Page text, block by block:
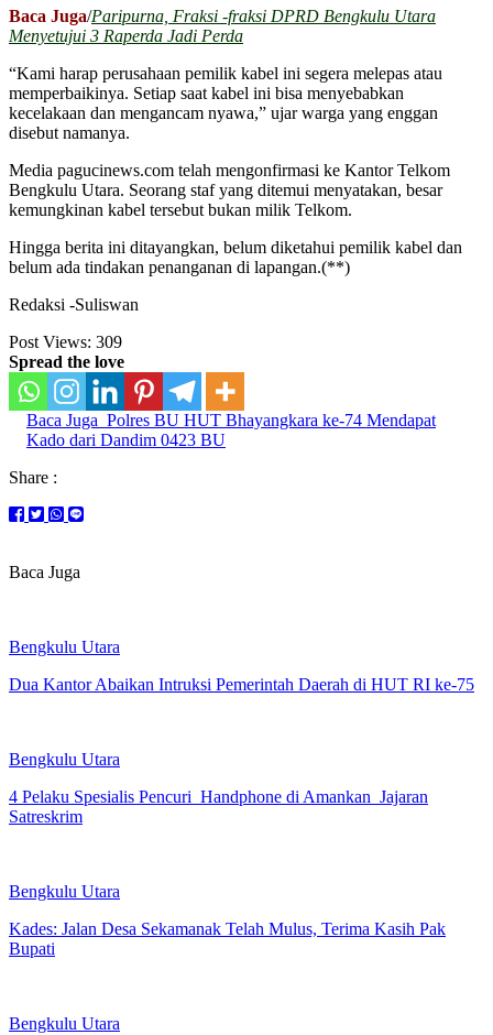
Baca Juga/Paripurna, Fraksi -fraksi DPRD Bengkulu Utara
Menyetujui 3 Raperda Jadi Perda
“Kami harap perusahaan pemilik kabel ini segera melepas atau
memperbaikinya. Setiap saat kabel ini bisa menyebabkan
kecelakaan dan mengancam nyawa,” ujar warga yang enggan
disebut namanya.
Media pagucinews.com telah mengonfirmasi ke Kantor Telkom
Bengkulu Utara. Seorang staf yang ditemui menyatakan, besar
kemungkinan kabel tersebut bukan milik Telkom.
Hingga berita ini ditayangkan, belum diketahui pemilik kabel dan
belum ada tindakan penanganan di lapangan.(**)
Redaksi -Suliswan
Post Views: 309
Spread the love
Baca Juga Polres BU HUT Bhayangkara ke-74 Mendapat
Kado dari Dandim 0423 BU
Share :
Baca Juga
Bengkulu Utara
Dua Kantor Abaikan Intruksi Pemerintah Daerah di HUT RI ke-75
Bengkulu Utara
4 Pelaku Spesialis Pencuri Handphone di Amankan Jajaran
Satreskrim
Bengkulu Utara
Kades: Jalan Desa Sekamanak Telah Mulus, Terima Kasih Pak
Bupati
Bengkulu Utara